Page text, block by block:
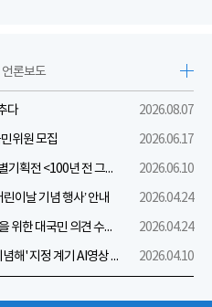
다
2026.08.07
위원 모집
2026.06.17
[전시] 6.10만세운동 100주년 기념 특별기획전 <100년 전 그날을 보다: 6.10만세운동>
2026.06.10
이날 기념 행사’ 안내
2026.04.24
[전시] 제7관 내 주제전시실 명칭 선정을 위한 대국민 의견 수렴 실시
2026.04.24
[전시] '김구 탄생 150주년 유네스코 기념해' 지정 계기 AI영상 국민공모 개최 안내
2026.04.10
언론보도